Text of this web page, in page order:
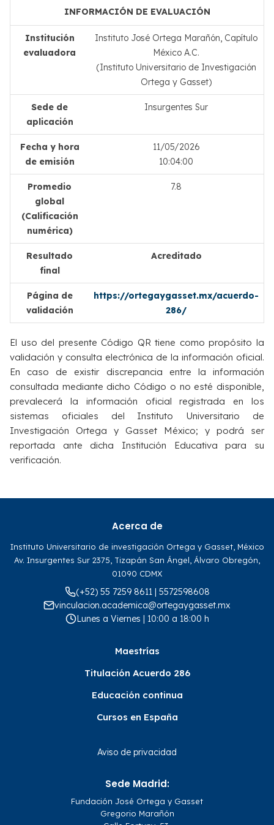
INFORMACIÓN DE EVALUACIÓN
Institución
evaluadora
Instituto José Ortega Marañón, Capítulo
México A.C.
(Instituto Universitario de Investigación
Ortega y Gasset)
Sede de
aplicación
Insurgentes Sur
Fecha y hora
de emisión
11/05/2026
10:04:00
Promedio
global
(Calificación
numérica)
7.8
Resultado
final
Acreditado
Página de
validación
https://ortegaygasset.mx/acuerdo-
286/
El uso del presente Código QR tiene como propósito la
validación y consulta electrónica de la información oficial.
En caso de existir discrepancia entre la información
consultada mediante dicho Código o no esté disponible,
prevalecerá la información oficial registrada en los
sistemas oficiales del Instituto Universitario de
Investigación Ortega y Gasset México; y podrá ser
reportada ante dicha Institución Educativa para su
verificación.
Acerca de
Instituto Universitario de investigación Ortega y Gasset, México
Av. Insurgentes Sur 2375, Tizapán San Ángel, Álvaro Obregón,
01090 CDMX
(+52) 55 7259 8611 | 5572598608
vinculacion.academica@ortegaygasset.mx
Lunes a Viernes | 10:00 a 18:00 h
Maestrías
Titulación Acuerdo 286
Educación continua
Cursos en España
Aviso de privacidad
Sede Madrid:
Fundación José Ortega y Gasset
Gregorio Marañón